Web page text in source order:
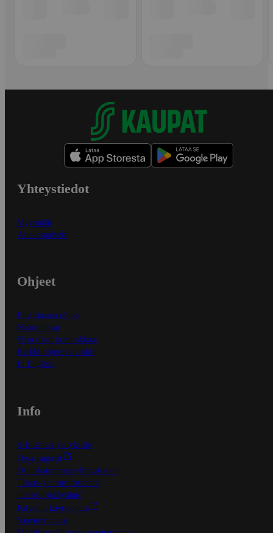
Yhteystiedot
Myymälät
Asiakaspalvelu
Ohjeet
Ensitilaajan ohjeet
Näin maksat
Näin tilaat ja muokkaat
Kaikki ohjeet ja vinkit
In English
Info
S-Business yrityksille
Oiva-raportit
Osuuskauppojen yhteystiedot
Tilaus- ja toimitusehdot
Tietosuojakäytäntö
Palvelun käyttöehdot
Saavutettavuus